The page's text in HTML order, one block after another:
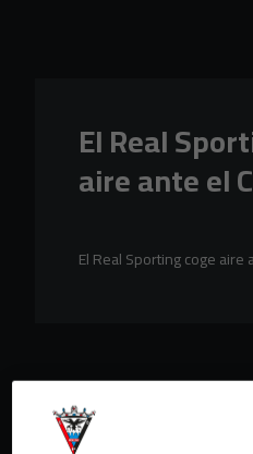
El Real
aire ante el
El Real Sporting coge aire